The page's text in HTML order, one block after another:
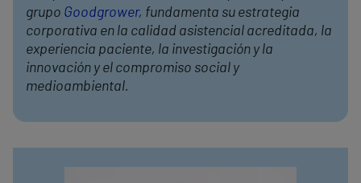
grupo Goodgrower, fundamenta su estrategia
corporativa en la calidad asistencial acreditada, la
experiencia paciente, la investigación y la
innovación y el compromiso social y
medioambiental.